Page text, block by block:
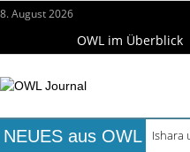
8. August 2026
OWL im Überblick
NEUES aus OWL
Ishara